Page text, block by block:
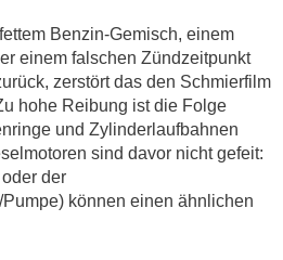
Benzin-Gemisch, einem
einem falschen Zündzeitpunkt
zerstört das den Schmierfilm
hohe Reibung ist die Folge
und Zylinderlaufbahnen
sind davor nicht gefeit:
der
können einen ähnlichen